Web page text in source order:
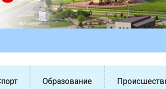
Образование